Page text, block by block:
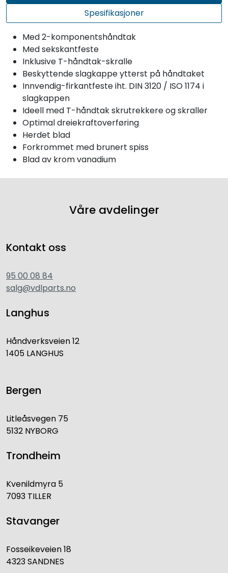
Spesifikasjoner
Med 2-komponentshåndtak
Med sekskantfeste
Inklusive T-håndtak-skralle
Beskyttende slagkappe ytterst på håndtaket
Innvendig-firkantfeste iht. DIN 3120 / ISO 1174 i
slagkappen
Ideell med T-håndtak skrutrekkere og skraller
Optimal dreiekraftoverføring
Herdet blad
Forkrommet med brunert spiss
Blad av krom vanadium
Våre avdelinger
Kontakt oss
95 00 08 84
salg@vdlparts.no
Langhus
Håndverksveien 12
1405 LANGHUS
Bergen
Litleåsvegen 75
5132 NYBORG
Trondheim
Kvenildmyra 5
7093 TILLER
Stavanger
Fosseikeveien 18
4323 SANDNES